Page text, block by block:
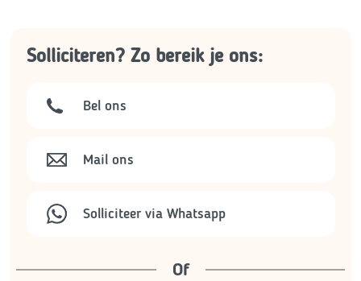
Solliciteren? Zo bereik je ons:
Bel ons
Mail ons
Solliciteer via Whatsapp
Of